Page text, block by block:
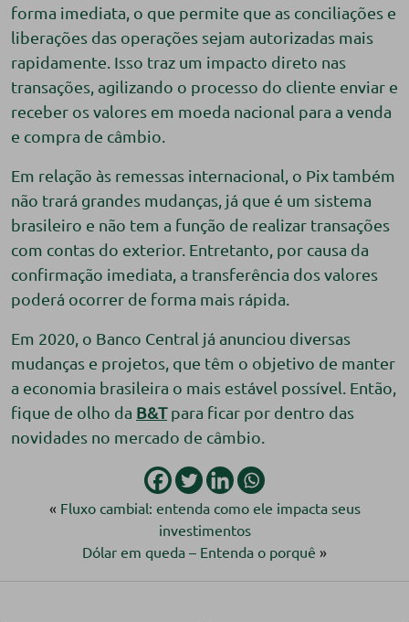
forma imediata, o que permite que as conciliações e
liberações das operações sejam autorizadas mais
rapidamente. Isso traz um impacto direto nas
transações, agilizando o processo do cliente enviar e
receber os valores em moeda nacional para a venda
e compra de câmbio.
Em relação às remessas internacional, o Pix também
não trará grandes mudanças, já que é um sistema
brasileiro e não tem a função de realizar transações
com contas do exterior. Entretanto, por causa da
confirmação imediata, a transferência dos valores
poderá ocorrer de forma mais rápida.
Em 2020, o Banco Central já anunciou diversas
mudanças e projetos, que têm o objetivo de manter
a economia brasileira o mais estável possível. Então,
fique de olho da B&Tpara ficar por dentro das
novidades no mercado de câmbio.
« Fluxo cambial: entenda como ele impacta seus
investimentos
Dólar em queda – Entenda o porquê »